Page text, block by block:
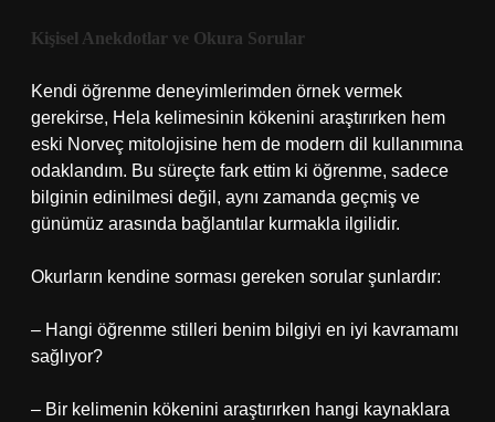
Kişisel Anekdotlar ve Okura Sorular
Kendi öğrenme deneyimlerimden örnek vermek
gerekirse, Hela kelimesinin kökenini araştırırken hem
eski Norveç mitolojisine hem de modern dil kullanımına
odaklandım. Bu süreçte fark ettim ki öğrenme, sadece
bilginin edinilmesi değil, aynı zamanda geçmiş ve
günümüz arasında bağlantılar kurmakla ilgilidir.
Okurların kendine sorması gereken sorular şunlardır:
– Hangi öğrenme stilleri benim bilgiyi en iyi kavramamı
sağlıyor?
– Bir kelimenin kökenini araştırırken hangi kaynaklara